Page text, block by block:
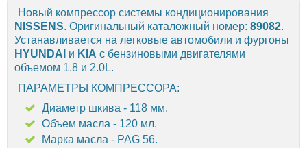
Новый компрессор системы кондиционирования
NISSENS. Оригинальный каталожный номер: 89082.
Устанавливается на легковые автомобили и фургоны
HYUNDAI и KIA с бензиновыми двигателями
объемом 1.8 и 2.0L.
ПАРАМЕТРЫ КОМПРЕССОРА:
Диаметр шкива - 118 мм.
Объем масла - 120 мл.
Марка масла - PAG 56.